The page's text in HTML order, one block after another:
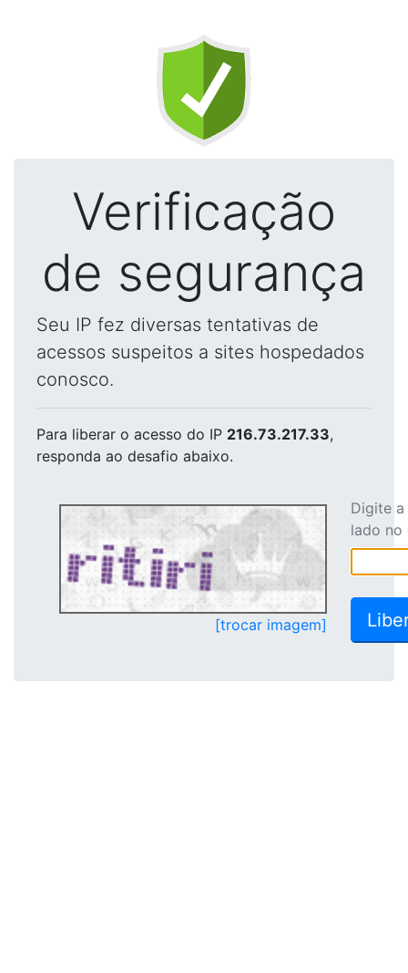
Verificação
de segurança
Seu IP fez diversas tentativas de
acessos suspeitos a sites hospedados
conosco.
Para liberar o acesso do IP 216.73.217.33,
responda ao desafio abaixo.
[trocar imagem]
Digite
lado no